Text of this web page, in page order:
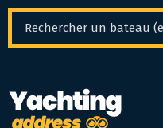
Panneau de gestion des cookies